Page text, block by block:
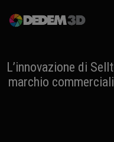
Prodotti
Soluzioni 3D
L’innovazione di
marchio